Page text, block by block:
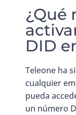
¿Qué
DID
Teleone ha
cualquier
pueda
un número